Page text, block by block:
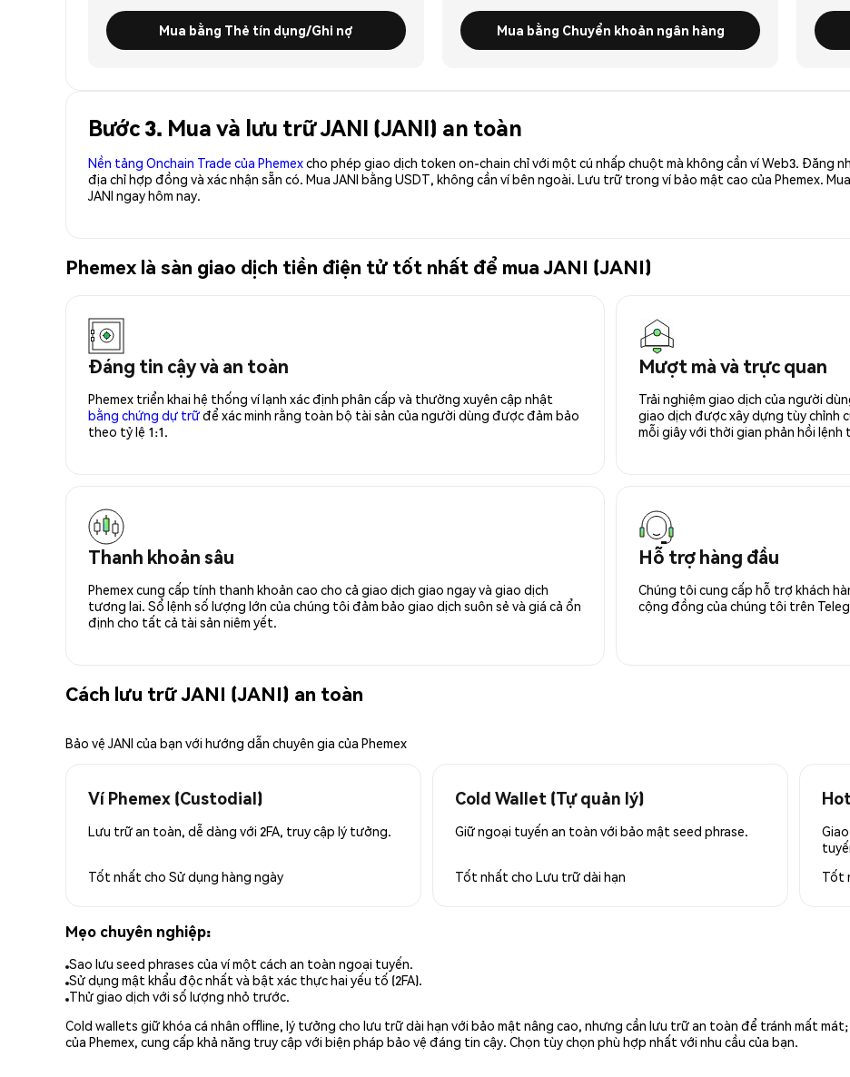
Mua bằng Thẻ tín dụng/Ghi nợ Mua bằng Chuyển khoản ngân hàng
Bước 3. Mua và lưu trữ JANI (JANI) an toàn
Nền tảng Onchain Trade của Phemexcho phép giao dịch token on-chain chỉ với một cú nhấp chuột mà không cần ví Web3. Đăng
địa chỉ hợp đồng và xác nhận sẵn có. Mua JANI bằng USDT, không cần ví bên ngoài. Lưu trữ trong ví bảo mật cao của Phemex.
JANI ngay hôm nay.
Phemex là sàn giao dịch tiền điện tử tốt nhất để mua JANI (JANI)
Đáng tin cậy và an toàn
Phemex triển khai hệ thống ví lạnh xác định phân cấp và thường xuyên cập nhật
bằng chứng dự trữđể xác minh rằng toàn bộ tài sản của người dùng được đảm bảo
theo tỷ lệ 1:1.
Mượt mà và trực quan
Trải nghiệm giao dịch của người
giao dịch được xây dựng tùy chỉnh
mỗi giây với thời gian phản hồi lệnh
Thanh khoản sâu
Phemex cung cấp tính thanh khoản cao cho cả giao dịch giao ngay và giao dịch
tương lai. Sổ lệnh số lượng lớn của chúng tôi đảm bảo giao dịch suôn sẻ và giá cả ổn
định cho tất cả tài sản niêm yết.
Hỗ trợ hàng đầu
Chúng tôi cung cấp hỗ trợ khách
cộng đồng của chúng tôi trên
Cách lưu trữ JANI (JANI) an toàn
Bảo vệ JANI của bạn với hướng dẫn chuyên gia của Phemex
Ví Phemex (Custodial)
Lưu trữ an toàn, dễ dàng với 2FA, truy cập lý tưởng.
Tốt nhất cho Sử dụng hàng ngày
Cold Wallet (Tự quản lý)
Giữ ngoại tuyến an toàn với bảo mật seed phrase.
Tốt nhất cho Lưu trữ dài hạn
Tốt
Mẹo chuyên nghiệp:
Sao lưu seed phrases của ví một cách an toàn ngoại tuyến.
Sử dụng mật khẩu độc nhất và bật xác thực hai yếu tố (2FA).
Thử giao dịch với số lượng nhỏ trước.
Cold wallets giữ khóa cá nhân offline, lý tưởng cho lưu trữ dài hạn với bảo mật nâng cao, nhưng cần lưu trữ an toàn để tránh mất
của Phemex, cung cấp khả năng truy cập với biện pháp bảo vệ đáng tin cậy. Chọn tùy chọn phù hợp nhất với nhu cầu của bạn.